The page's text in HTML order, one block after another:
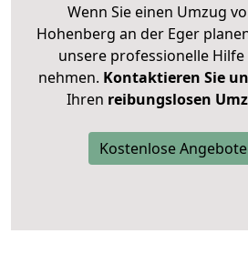
Wenn Sie einen Umzug
Hohenberg an der Eger
unsere professionelle
nehmen. Kontaktieren Sie
Ihren reibungslosen
Kostenlose